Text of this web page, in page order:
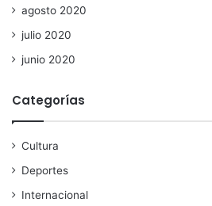
agosto 2020
julio 2020
junio 2020
Categorías
Cultura
Deportes
Internacional